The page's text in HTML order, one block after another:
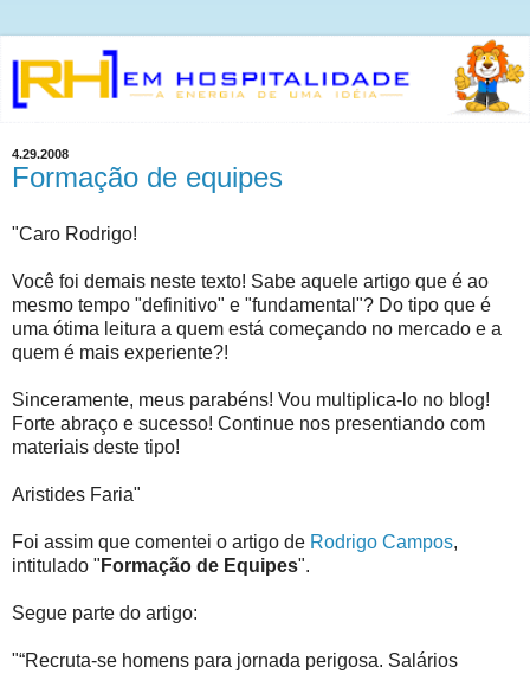
4.29.2008
Formação de equipes
"Caro Rodrigo!
Você foi demais neste texto! Sabe aquele artigo que é ao
mesmo tempo "definitivo" e "fundamental"? Do tipo que é
uma ótima leitura a quem está começando no mercado e a
quem é mais experiente?!
Sinceramente, meus parabéns! Vou multiplica-lo no blog!
Forte abraço e sucesso! Continue nos presentiando com
materiais deste tipo!
Aristides Faria"
Foi assim que comentei o artigo de Rodrigo Campos,
intitulado " Formação de Equipes".
Segue parte do artigo:
"“Recruta-se homens para jornada perigosa. Salários